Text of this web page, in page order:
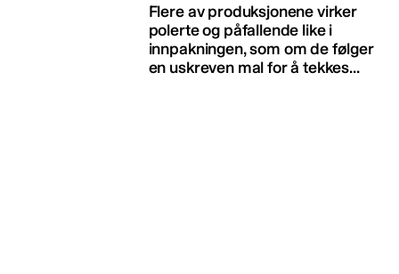
Flere av produksjonene virker
polerte og påfallende like i
innpakningen, som om de følger
en uskreven mal for å tekkes...